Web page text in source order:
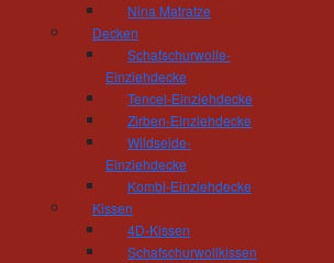
Nina Matratze
Decken
Schafschurwolle-
Einziehdecke
Tencel-Einziehdecke
Zirben-Einziehdecke
Wildseide-
Einziehdecke
Kombi-Einziehdecke
Kissen
4D-Kissen
Schafschurwollkissen
regional |
Liebe Besucherinnen,
Weg zu uns